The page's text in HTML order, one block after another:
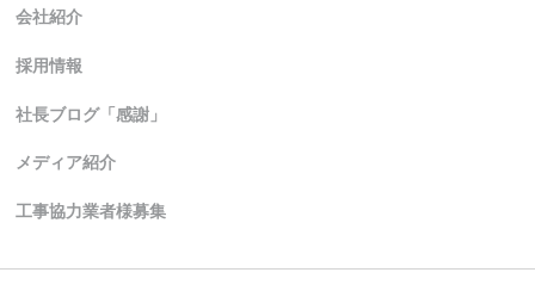
会社紹介
採用情報
社長ブログ「感謝」
メディア紹介
工事協力業者様募集